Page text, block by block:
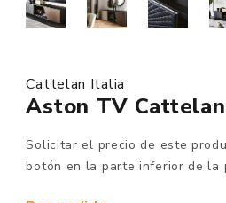
Cattelan Italia
Aston TV
Solicitar el precio de este
botón en la parte inferior de la